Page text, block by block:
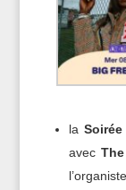
la
avec
l’organiste